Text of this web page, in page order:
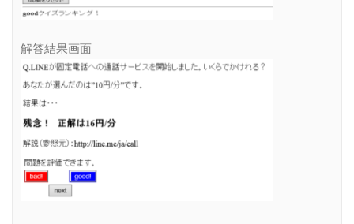
解答結果画面